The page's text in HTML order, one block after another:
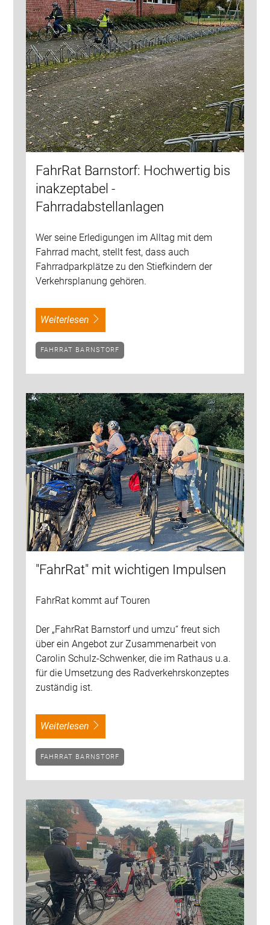
FahrRat Barnstorf: Hochwertig bis
inakzeptabel -
Fahrradabstellanlagen
Wer seine Erledigungen im Alltag mit dem
Fahrrad macht, stellt fest, dass auch
Fahrradparkplätze zu den Stiefkindern der
Verkehrsplanung gehören.
weiterlesen
FAHRRAT BARNSTORF
"FahrRat" mit wichtigen Impulsen
FahrRat kommt auf Touren
Der „FahrRat Barnstorf und umzu“ freut sich
über ein Angebot zur Zusammenarbeit von
Carolin Schulz-Schwenker, die im Rathaus u.a.
für die Umsetzung des Radverkehrskonzeptes
zuständig ist.
weiterlesen
FAHRRAT BARNSTORF